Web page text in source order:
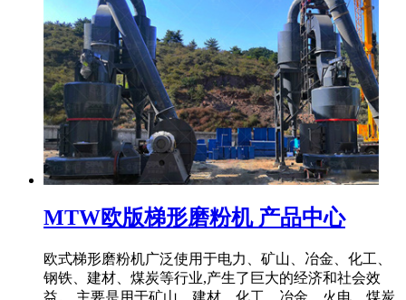
MTW欧版梯形磨粉机 产品中心
欧式梯形磨粉机广泛使用于电力、矿山、冶金、化工、
钢铁、建材、煤炭等行业,产生了巨大的经济和社会效
益。 主要是用于矿山、建材、化工、冶金、火电、煤炭